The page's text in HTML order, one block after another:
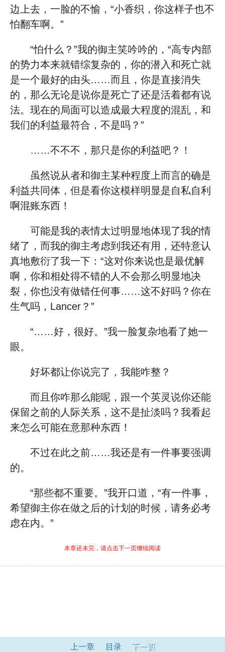
边上去，一脸的不愉，“小香织，你这样子也不
怕翻车啊。”
“怕什么？”我的御主笑吟吟的，“高专内部
的势力本来就错综复杂的，你的潜入和死亡就
是一个最好的由头……而且，你是直接消失
的，那么无论是说你是死亡了还是活着都有说
法。现在的局面可以造成最大程度的混乱，和
我们的利益最符合，不是吗？”
……不不不，那只是你的利益吧？！
虽然说从者和御主某种程度上而言的确是
利益共同体，但是看你这模样明显是自私自利
啊混账东西！
可能是我的表情太过明显地体现了我的情
绪了，而我的御主考虑到我还有用，还特意认
真地敷衍了我一下：“这对你来说也是最优解
啊，你和相处得不错的人不会那么明显地决
裂，你也没有做错任何事……这不好吗？你在
生气吗，Lancer？”
“……好，很好。”我一脸复杂地看了她一
眼。
好坏都让你说完了，我能咋整？
而且你咋那么能呢，跟一个英灵说你还能
保留之前的人际关系，这不是扯淡吗？我看起
来怎么可能在意那种东西！
不过在此之前……我还是有一件事要强调
的。
“那些都不重要。”我开口道，“有一件事，
希望御主你在做之后的计划的时候，请务必考
虑在内。”
本章还未完，请点击下一页继续阅读
上一章 目录 下一页